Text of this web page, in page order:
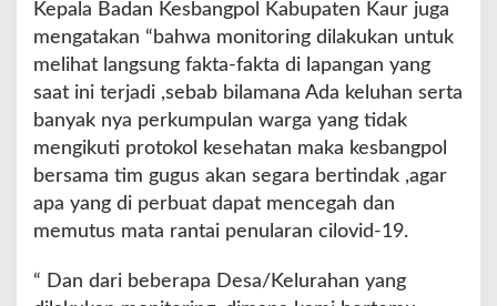
l
a
t
a
n
Kepala Badan Kesbangpol Kabupaten Kaur juga
mengatakan “bahwa monitoring dilakukan untuk
melihat langsung fakta-fakta di lapangan yang
saat ini terjadi ,sebab bilamana Ada keluhan serta
banyak nya perkumpulan warga yang tidak
mengikuti protokol kesehatan maka kesbangpol
bersama tim gugus akan segara bertindak ,agar
apa yang di perbuat dapat mencegah dan
memutus mata rantai penularan cilovid-19.
“ Dan dari beberapa Desa/Kelurahan yang